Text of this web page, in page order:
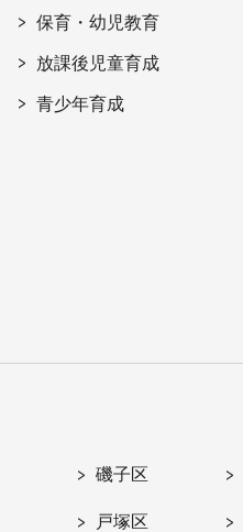
保育・幼児教育
放課後児童育成
青少年育成
磯子区
戸塚区